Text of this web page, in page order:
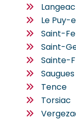
Langeac
Le Puy-
Saint-
Saint-
Sainte-
Saugues
Tence
Torsiac